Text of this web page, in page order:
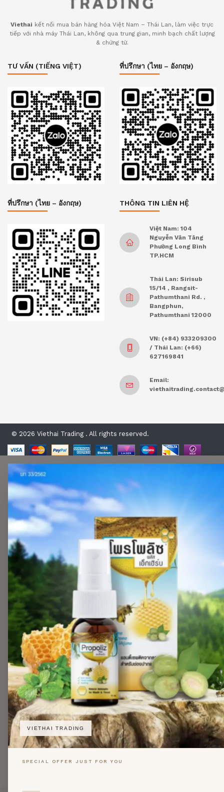
Viethai kết nối mua bán hàng hóa Việt Nam – Thái Lan, làm việc trực
tiếp với nhà máy Thái Lan, không qua trung gian, minh bạch chất lượng
& chứng từ.
TƯ VẤN (TIẾNG VIỆT) ที่ปรึกษา (ไทย – อังกฤษ)
ที่ปรึกษา (ไทย – อังกฤษ) THÔNG TIN LIÊN HỆ
Việt Nam: 104
Nguyễn Văn Tăng
Phường Long Bình
TP.HCM
Thái Lan: Sirisub
15/14 , Rangsit-
Pathumthani Rd. ,
Bangphun,
Pathumthani 12000
VN: (+84) 933209300
/ Thái Lan: (+66)
627169841
Email:
© 2026 Viethai Trading . All rights reserved.
VIETHAI TRADING
SPECIAL OFFER JUST FOR YOU